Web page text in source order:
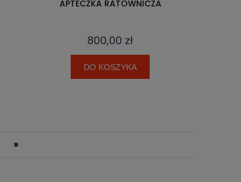
APTECZKA RATOWNICZA
800,00 zł
DO KOSZYKA
»